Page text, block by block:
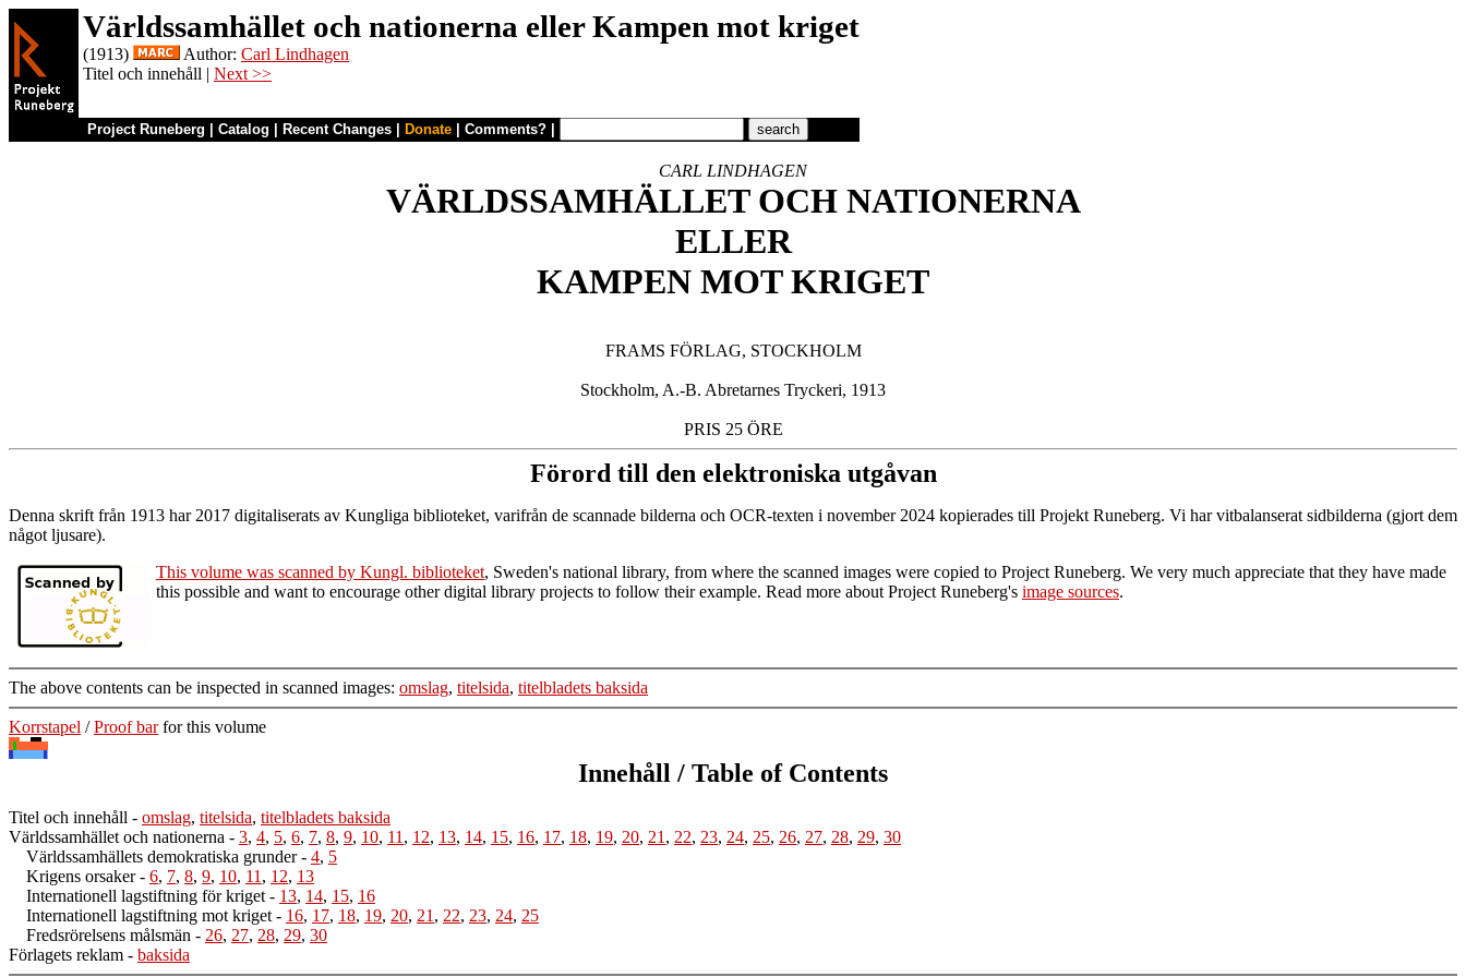
Världssamhället och nationerna eller Kampen mot kriget
(1913) Author: Carl Lindhagen
Titel och innehåll | Next >>
Project Runeberg Catalog Recent Changes Donate Comments?
CARL LINDHAGEN
VÄRLDSSAMHÄLLET OCH NATIONERNA
ELLER
KAMPEN MOT KRIGET
FRAMS FÖRLAG, STOCKHOLM
Stockholm, A.-B. Abretarnes Tryckeri, 1913
Förord till den elektroniska utgåvan
Denna skrift från 1913 har 2017 digitaliserats av Kungliga biblioteket, varifrån de scannade bilderna och OCR-texten i november 2024 kopierades till Projekt Runeberg. Vi har vitbalanserat sidbilderna (gjort dem
något ljusare).
This volume was scanned by Kungl. biblioteket, Sweden's national library, from where the scanned images were copied to Project Runeberg. We very much appreciate that they have made
this possible and want to encourage other digital library projects to follow their example. Read more about Project Runeberg's image sources.
The above contents can be inspected in scanned images: omslag, titelsida, titelbladets baksida
Korrstapel /Proof barfor this volume
Innehåll / Table of Contents
Titel och innehåll - omslag, titelsida, titelbladets baksida
Världssamhället och nationerna - 3, 4, 5, 6, 7, 8, 9, 10, 11 , 12, 13, 14, 15, 16, 17, 18, 19, 20, 21 , 22, 23, 24, 25, 26, 27, 28, 29, 30
Världssamhällets demokratiska grunder- 4, 5
Krigens orsaker- 6, 7, 8, 9, 10, 11 , 12, 13
Internationell lagstiftning för kriget - 13, 14, 15, 16
Internationell lagstiftning mot kriget - 16, 17, 18, 19, 20, 21 , 22, 23, 24, 25
Fredsrörelsens målsmän - 26, 27, 28, 29, 30
Förlagets reklam - baksida